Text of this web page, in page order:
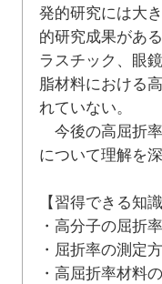
発的研究には大
的研究成果があ
ラスチック、眼
脂材料における
れていない。
今後の高屈折
について理解を
【習得できる知識
・高分子の屈折
・屈折率の測定
・高屈折率材料